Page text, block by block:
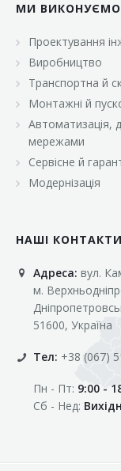
МИ ВИКОНУЄМО
Проектування
Виробництво
Транспортна й
Монтажні й
Автоматизація,
мережами
Сервісне й
Модернізація
НАШІ КОНТАКТИ
Адреса: вул.
м.
51600, Україна
Тел: +38 (067)
Пн - Пт: 9:00 -
Сб - Нед: